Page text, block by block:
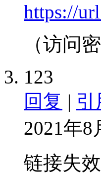
https://
（访问
123
回复 | 引
2021年8
链接失